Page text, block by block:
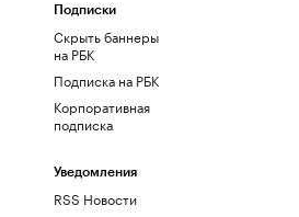
Подписки
Скрыть баннеры
на РБК
Подписка на РБК
Корпоративная
подписка
Уведомления
RSS Новости